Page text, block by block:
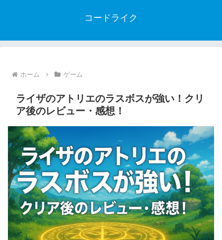
コードライク
ホーム ゲーム
ライザのアトリエのラスボスが強い！クリ
ア後のレビュー・感想！